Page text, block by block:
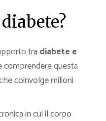
tra diabete e
questa
coinvolge milioni
in cui il corpo